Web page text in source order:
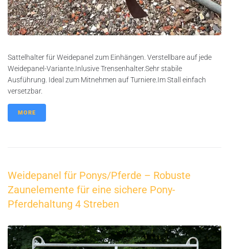
Sattelhalter für Weidepanel zum Einhängen. Verstellbare auf jede
Weidepanel-Variante.Inlusive Trensenhalter.Sehr stabile
Ausführung. Ideal zum Mitnehmen auf Turniere.Im Stall einfach
versetzbar.
MORE
Weidepanel für Ponys/Pferde – Robuste
Zaunelemente für eine sichere Pony-
Pferdehaltung 4 Streben